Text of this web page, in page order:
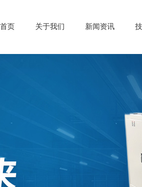
页 关于我们 新闻资讯